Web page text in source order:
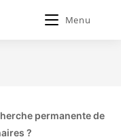
Menu
permanente de
?